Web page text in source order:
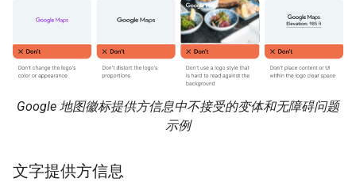
Google 地图徽标提供方信息中不接受的变体和无障碍问题
示例
文字提供方信息